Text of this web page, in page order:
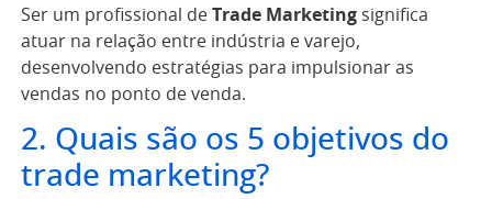
Ser um profissional de Trade Marketing significa
atuar na relação entre indústria e varejo,
desenvolvendo estratégias para impulsionar as
vendas no ponto de venda.
2. Quais são os 5 objetivos do
trade marketing?